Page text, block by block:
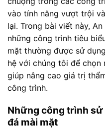
vào tính năng vượt trội
lại. Trong bài viết này,
những công trình tiêu
mặt thường được sử
hệ với chúng tôi để chọn
giúp nâng cao giá trị
công trình.
Những công trình sử
đá mài mặt